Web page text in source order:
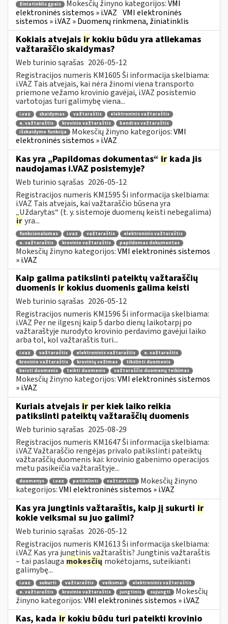
žiniatinklis gpais Mokesčių žinyno kategorijos:VMI
elektroninės sistemos » i.VAZ VMI elektroninės
sistemos » i.VAZ » Duomenų rinkmena, žiniatinklis
Kokiais atvejais ir kokiu būdu yra atliekamas
važtaraščio skaidymas?
Web turinio sąrašas 2026-05-12
Registracijos numeris KM1605 Ši informacija skelbiama:
i.VAZ Tais atvejais, kai nėra žinomi viena transporto
priemone vežamo krovinio gavėjai, i.VAZ posistemio
vartotojas turi galimybę viena...
i.vaz skaidymas važtaraštis
elektroninis važtaraštis
e. važtaraštis
krovinio važtaraštis
bendras važtaraštis
išskaidymo funkcija
Mokesčių žinyno kategorijos:VMI
elektroninės sistemos » i.VAZ
Kas yra „Papildomas dokumentas“ ir kada jis
naudojamas i.VAZ posistemyje?
Web turinio sąrašas 2026-05-12
Registracijos numeris KM1595 Ši informacija skelbiama:
i.VAZ Tais atvejais, kai važtaraščio būsena yra
„Uždarytas“ (t. y. sistemoje duomenų keisti nebegalima)
iryra...
funkcionalumas i.vaz važtaraštis
elektroninis važtaraštis
e. važtaraštis
krovinio važtaraštis papildomas dokumentas
Mokesčių žinyno kategorijos:VMI elektroninės sistemos
» i.VAZ
Kaip galima patikslinti pateiktų važtaraščių
duomenis ir kokius duomenis galima keisti
Web turinio sąrašas 2026-05-12
Registracijos numeris KM1596 Ši informacija skelbiama:
i.VAZ Per ne ilgesnį kaip 5 darbo dienų laikotarpį po
važtaraštyje nurodyto krovinio perdavimo gavėjui laiko
arba tol, kol važtaraštis turi...
i.vaz važtaraštis elektroninis važtaraštis
e. važtaraštis
krovinio važtaraštis
krovinių vežimas
tikslinti duomenis
keisti duomenis
teikti duomenis važtaraščio duomenų teikimas
Mokesčių žinyno kategorijos:VMI elektroninės sistemos
» i.VAZ
Kuriais atvejais ir per kiek laiko reikia
patikslinti pateiktų važtaraščių duomenis
Web turinio sąrašas 2025-08-29
Registracijos numeris KM1647 Ši informacija skelbiama:
i.VAZ Važtaraščio rengėjas privalo patikslinti pateiktų
važtaraščių duomenis kai: krovinio gabenimo operacijos
metu pasikeičia važtaraštyje...
duomenys i.vaz patikslinti važtaraštis
Mokesčių žinyno
kategorijos:VMI elektroninės sistemos » i.VAZ
Kas yra jungtinis važtaraštis, kaip jį sukurti ir
kokie veiksmai su juo galimi?
Web turinio sąrašas 2026-05-12
Registracijos numeris KM1613 Ši informacija skelbiama:
i.VAZ Kas yra jungtinis važtaraštis? Jungtinis važtaraštis
– tai paslauga mokesčių mokėtojams, suteikianti
galimybę...
i.vaz sukurti važtaraštis veiksmai
elektroninis važtaraštis
e. važtaraštis
krovinio važtaraštis jungtinis sujungti
Mokesčių
žinyno kategorijos:VMI elektroninės sistemos » i.VAZ
Kas, kada ir kokiu būdu turi pateikti krovinio